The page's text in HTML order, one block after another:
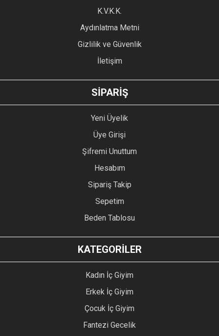
Ürün fiyatı diğer sitelerden daha pahalı.
GÖNDER
K.V.K.K.
Aydınlatma Metni
Gizlilik ve Güvenlik
İletişim
SİPARİŞ
Yeni Üyelik
Üye Girişi
Şifremi Unuttum
Hesabım
Sipariş Takip
Sepetim
Beden Tablosu
KATEGORİLER
Kadın İç Giyim
Erkek İç Giyim
Çocuk İç Giyim
Fantezi Gecelik